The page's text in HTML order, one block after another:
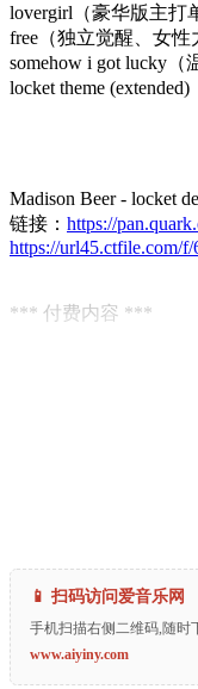
lovergirl（豪华版主打
free（独立觉醒、女性
somehow i got lucky（
locket theme
Madison Beer - locket
链接： https://
https://url45.ctfile.com/
*** 付费内容 ***
📱 扫码访问爱音乐网
手机扫描右侧二维码,随时
www.aiyiny.com